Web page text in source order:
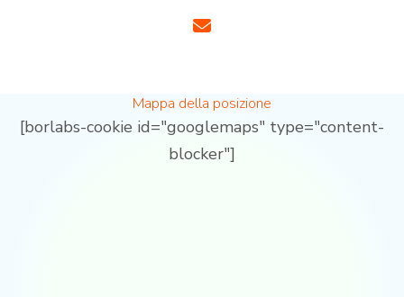
Mappa della posizione
[borlabs-cookie id="googlemaps" type="content-
blocker"]